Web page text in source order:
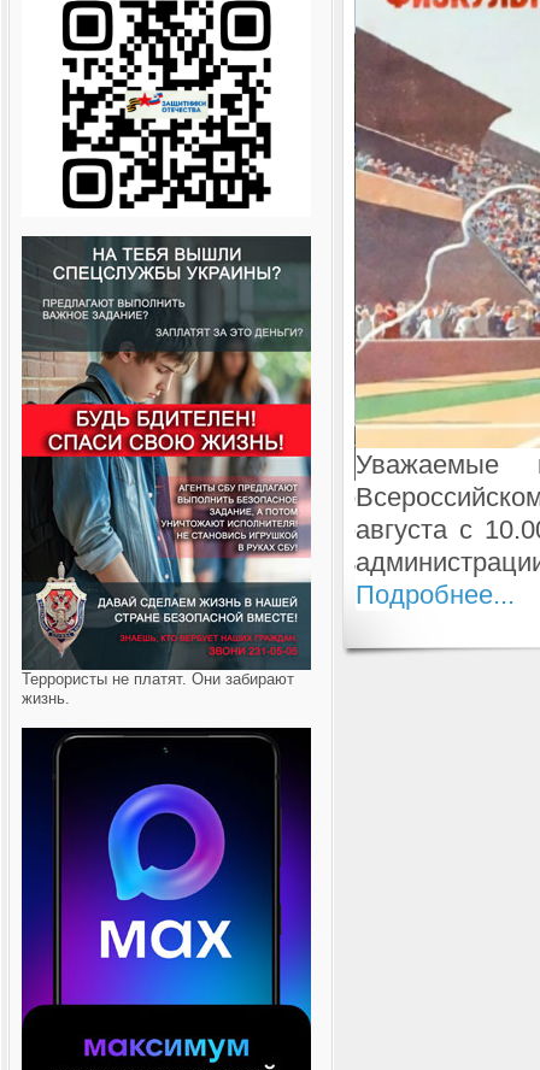
Террористы не платят. Они забирают
жизнь.
Вас посвященный
который состоится 7
площадке перед зданием
Петухова, 18).
25 июня
Ассоциации
училища
серебро 🥈